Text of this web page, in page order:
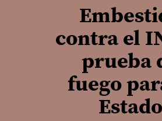
contra el
prueba
fuego
Estado